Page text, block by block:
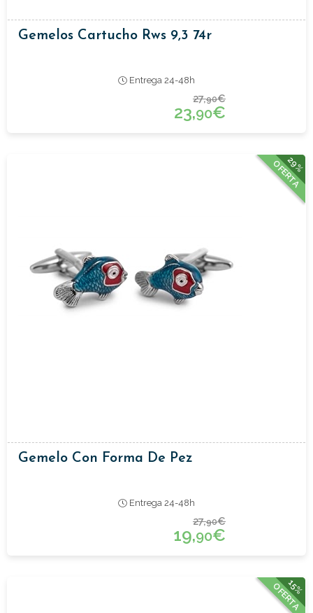
Gemelos Cartucho Rws 9,3 74r
Entrega 24-48h
27,90€
23,90€
29%
OFERTA
Gemelo Con Forma De Pez
Entrega 24-48h
27,90€
19,90€
15%
OFERTA